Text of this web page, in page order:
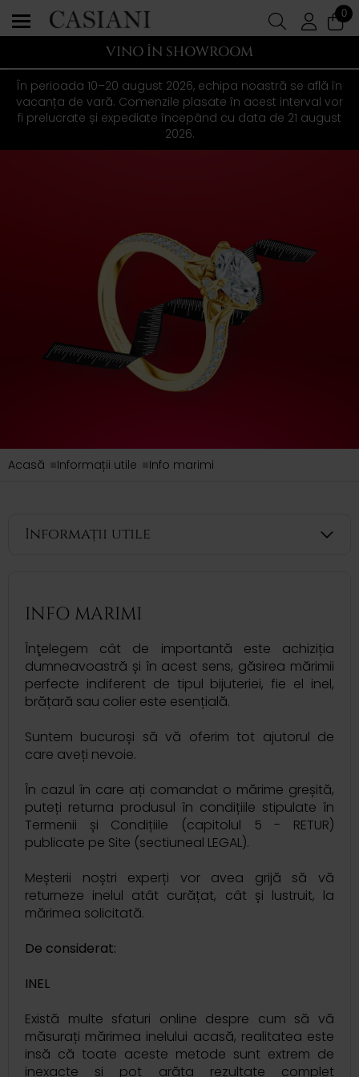
0
VINO ÎN SHOWROOM
În perioada 10–20 august 2026, echipa noastră se află în
vacanța de vară. Comenzile plasate în acest interval vor
fi prelucrate și expediate începând cu data de 21 august
2026.
Acasă Informații utile Info marimi
Informații utile
INFO MARIMI
Înţelegem cât de importantă este achiziția
dumneavoastră și în acest sens, găsirea mărimii
perfecte indiferent de tipul bijuteriei, fie el inel,
brățară sau colier este esențială.
Suntem bucuroși să vă oferim tot ajutorul de
care aveți nevoie.
În cazul în care ați comandat o mărime greșită,
puteți returna produsul în condițiile stipulate în
Termenii și Condițiile (capitolul 5 - RETUR)
publicate pe Site (sectiuneal LEGAL).
Meșterii noștri experți vor avea grijă să vă
returneze inelul atât curățat, cât și lustruit, la
mărimea solicitată.
De considerat:
INEL
Există multe sfaturi online despre cum să vă
măsurați mărimea inelului acasă, realitatea este
insă că toate aceste metode sunt extrem de
inexacte și pot arăta rezultate complet